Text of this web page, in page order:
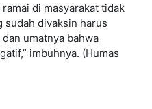
di masyarakat tidak
sudah divaksin harus
umatnya bahwa
imbuhnya. (Humas